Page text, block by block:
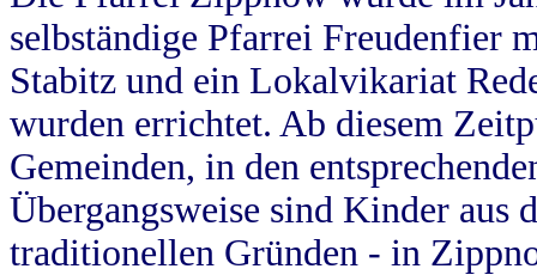
selbständige Pfarrei Freudenfier
Stabitz und ein Lokalvikariat
wurden errichtet. Ab diesem
Gemeinden, in den
Übergangsweise sind Kinder aus
traditionellen Gründen - in